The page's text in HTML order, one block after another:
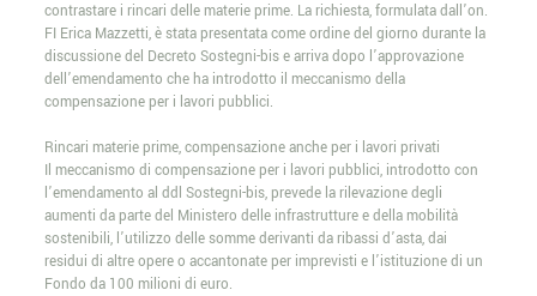
contrastare i rincari delle materie prime. La richiesta, formulata dall’on.
FI Erica Mazzetti, è stata presentata come ordine del giorno durante la
discussione del Decreto Sostegni-bis e arriva dopo l’approvazione
dell’emendamento che ha introdotto il meccanismo della
compensazione per i lavori pubblici.
Rincari materie prime, compensazione anche per i lavori privati
Il meccanismo di compensazione per i lavori pubblici, introdotto con
l’emendamento al ddl Sostegni-bis, prevede la rilevazione degli
aumenti da parte del Ministero delle infrastrutture e della mobilità
sostenibili, l’utilizzo delle somme derivanti da ribassi d’asta, dai
residui di altre opere o accantonate per imprevisti e l’istituzione di un
Fondo da 100 milioni di euro.